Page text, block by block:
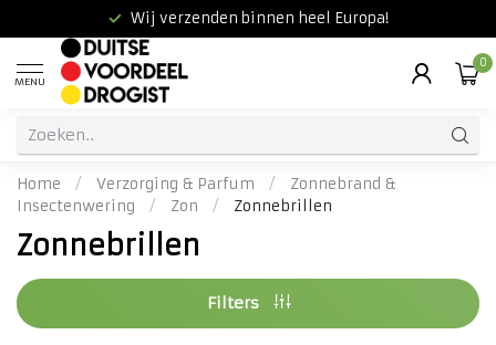
Wij verzenden binnen heel Europa!
MENU
0
Home / Verzorging & Parfum /
Zonnebrand &
Insectenwering
/ Zon / Zonnebrillen
Zonnebrillen
Filters